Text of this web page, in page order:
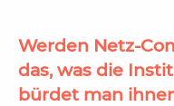
Werden Netz-
das, was die
bürdet man